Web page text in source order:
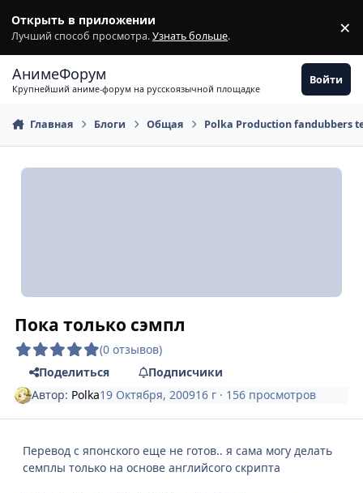
Открыть в приложении
Лучший способ просмотра.Узнать больше. ×
АнимеФорум
Крупнейший аниме-форум на русскоязычной площадке
Войти
Главная Блоги Общая Polka Production fandubbers
Пока только сэмпл
(0 отзывов)
Поделиться
Подписчики
Автор: Polka19 Октября, 200916 г · 156 просмотров
Перевод с японского еще не готов.. я сама могу делать
семплы только на основе английсого скрипта